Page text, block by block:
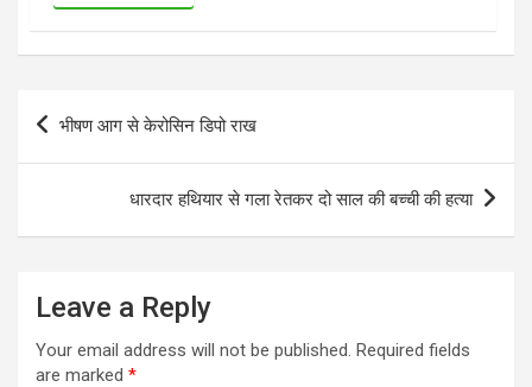
Post
भीषण आग से केरोसिन डिपो राख
धारदार हथियार से गला रेतकर दो साल की बच्ची की हत्या
Leave a Reply
Your email address will not be published. Required fields
are marked *